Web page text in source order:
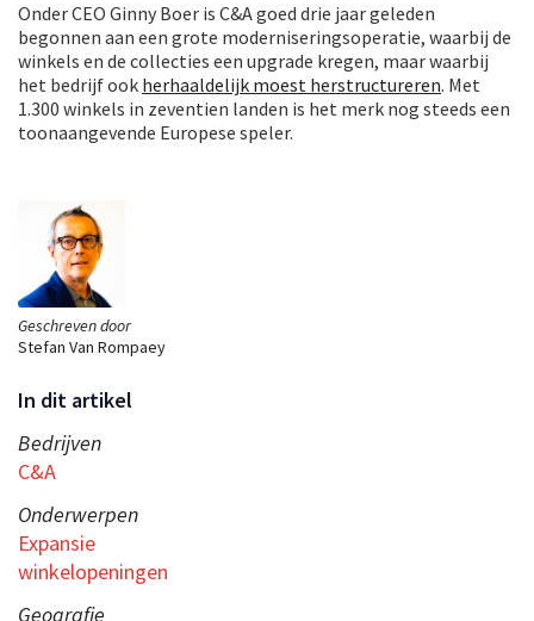
Geschreven door
Stefan Van Rompaey
In dit artikel
Bedrijven
C&A
Onderwerpen
Expansie
winkelopeningen
Geografie
Onder CEO Ginny Boer is C&A goed drie jaar geleden
begonnen aan een grote moderniseringsoperatie, waarbij de
winkels en de collecties een upgrade kregen, maar waarbij
het bedrijf ook herhaaldelijk moest herstructureren. Met
1.300 winkels in zeventien landen is het merk nog steeds een
toonaangevende Europese speler.